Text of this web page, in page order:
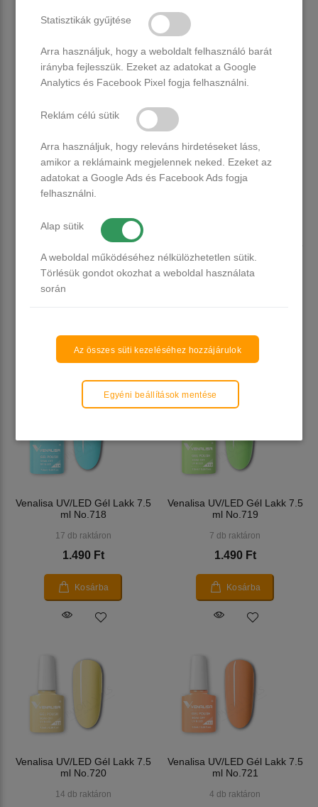
9 db raktáron
Kosárba Kosárba
Venalisa UV/LED Gél Lakk 7.5
ml No.716
Több, mint 20 db raktáron
ml No.717
12 db raktáron
Venalisa UV/LED Gél Lakk 7.5
ml No.718
17 db raktáron
1.490 Ft
Kosárba
Venalisa UV/LED Gél Lakk 7.5
ml No.719
7 db raktáron
1.490 Ft
Kosárba
Venalisa UV/LED Gél Lakk 7.5
ml No.720
14 db raktáron
Venalisa UV/LED Gél Lakk 7.5
ml No.721
4 db raktáron
Statisztikák gyűjtése
Arra használjuk, hogy a weboldalt felhasználó barát
irányba fejlesszük. Ezeket az adatokat a Google
Analytics és Facebook Pixel fogja felhasználni.
Reklám célú sütik
Arra használjuk, hogy releváns hirdetéseket láss,
amikor a reklámaink megjelennek neked. Ezeket az
adatokat a Google Ads és Facebook Ads fogja
felhasználni.
Alap sütik
A weboldal működéséhez nélkülözhetetlen sütik.
Törlésük gondot okozhat a weboldal használata
során
Az összes süti kezeléséhez hozzájárulok
Egyéni beállítások mentése